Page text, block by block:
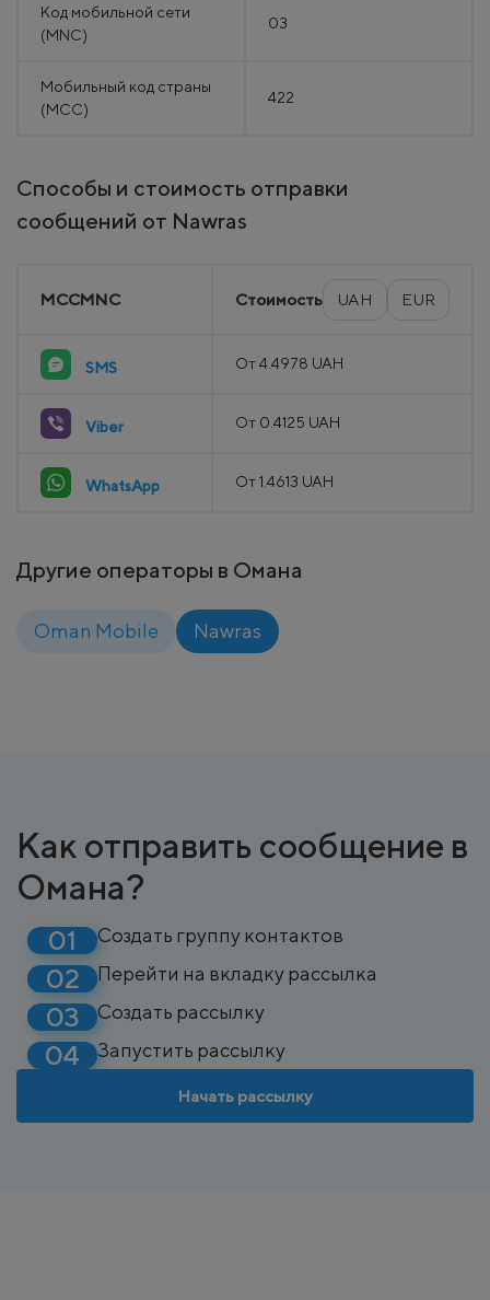
Код мобильной сети
(MNC)
03
Мобильный код страны
(MCC)
422
Способы и стоимость отправки
сообщений от Nawras
MCCMNC Стоимость UAH EUR
SMS От 4.4978 UAH
Viber От 0.4125 UAH
WhatsApp От 1.4613 UAH
Другие операторы в Омана
Oman Mobile Nawras
Как отправить сообщение в
Омана?
Создать группу контактов
Перейти на вкладку рассылка
Создать рассылку
Запустить рассылку
Начать рассылку